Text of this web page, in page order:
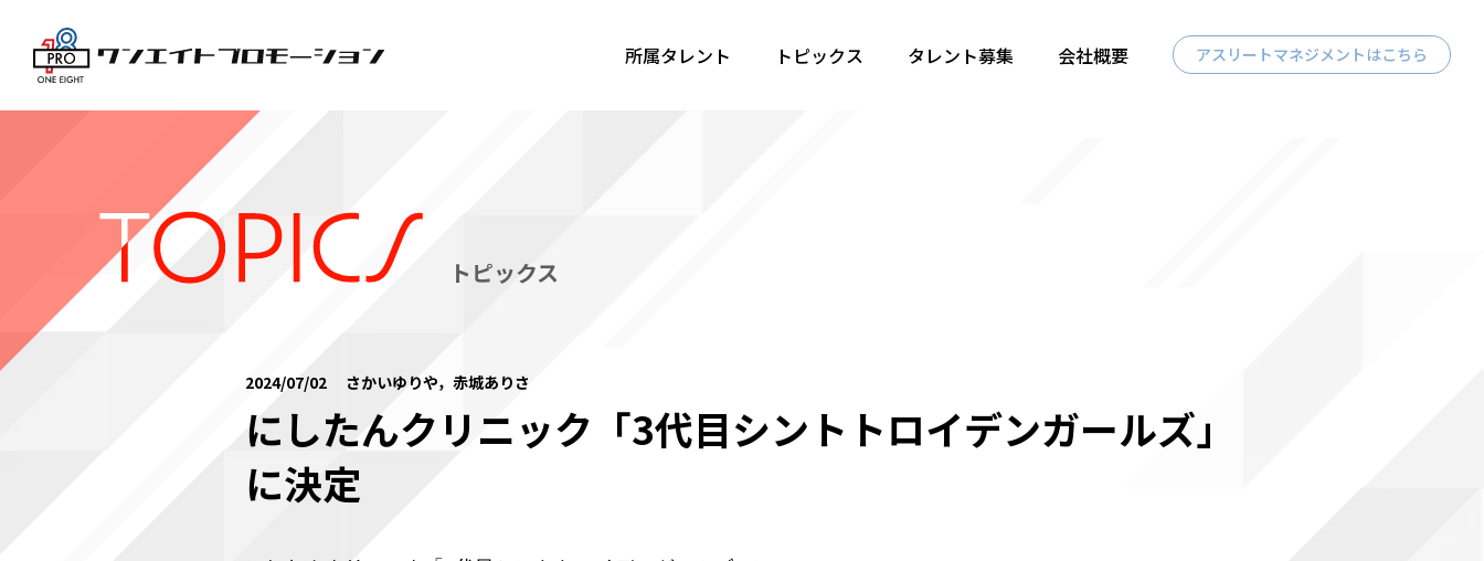
所属タレント トピックス タレント募集 会社概要 アスリートマネジメントはこちら
トピックス
2024/07/02 さかいゆりや，赤城ありさ
にしたんクリニック「3代目シントトロイデンガールズ」
に決定